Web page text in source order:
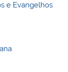
e Evangelhos